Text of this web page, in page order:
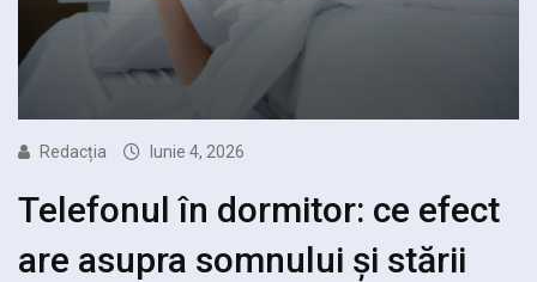
Redacția Iunie 4, 2026
Telefonul în dormitor: ce efect
are asupra somnului și stării